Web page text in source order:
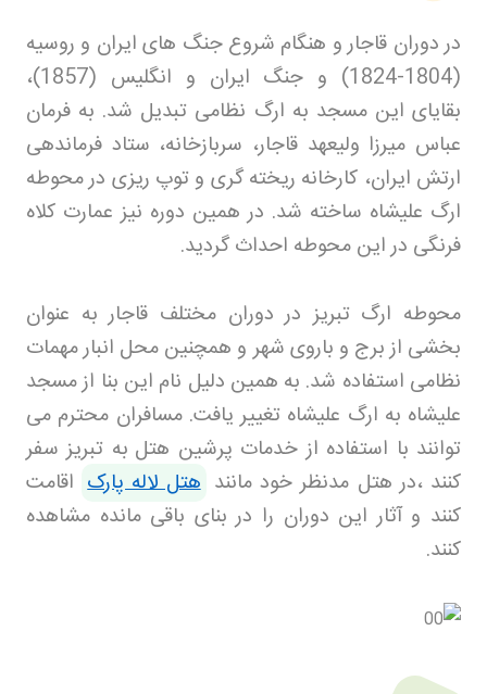
در دوران قاجار و هنگام شروع جنگ های ایران و روسیه
(1804-1824) و جنگ ایران و انگلیس (1857)،
بقایای این مسجد به ارگ نظامی تبدیل شد. به فرمان
عباس میرزا ولیعهد قاجار، سربازخانه، ستاد فرماندهی
ارتش ایران، کارخانه ریخته گری و توپ ریزی در محوطه
ارگ علیشاه ساخته شد. در همین دوره نیز عمارت کلاه
فرنگی در این محوطه احداث گردید.
محوطه ارگ تبریز در دوران مختلف قاجار به عنوان
بخشی از برج و باروی شهر و همچنین محل انبار مهمات
نظامی استفاده شد. به همین دلیل نام این بنا از مسجد
علیشاه به ارگ علیشاه تغییر یافت. مسافران محترم می
توانند با استفاده از خدمات پرشین هتل به تبریز سفر
کنند ،در هتل مدنظر خود مانند هتل لاله پارک اقامت
کنند و آثار این دوران را در بنای باقی مانده مشاهده
کنند.